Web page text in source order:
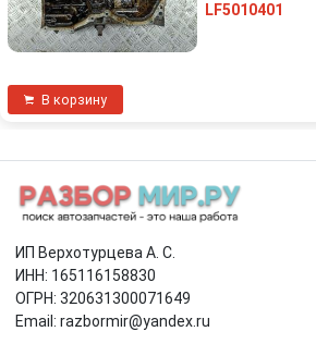
LF5010401
В корзину
ИП Верхотурцева А. С.
ИНН: 165116158830
ОГРН: 320631300071649
Email: razbormir@yandex.ru